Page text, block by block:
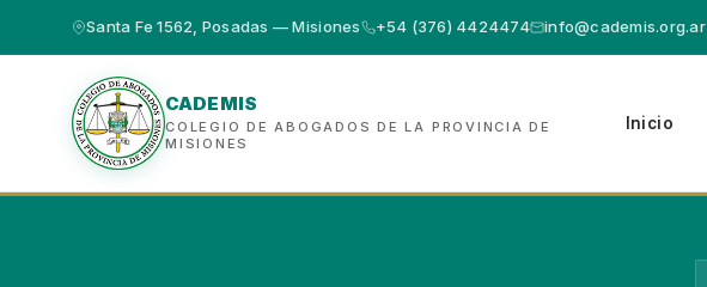
Santa Fe 1562, Posadas — Misiones +54 (376) 4424474 info@cademis.org.ar
CADEMIS
COLEGIO DE ABOGADOS DE LA PROVINCIA DE
MISIONES
Inicio